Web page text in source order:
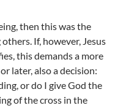
then this was the
If, however, Jesus
this demands a more
later, also a decision:
or do I give God the
of the cross in the